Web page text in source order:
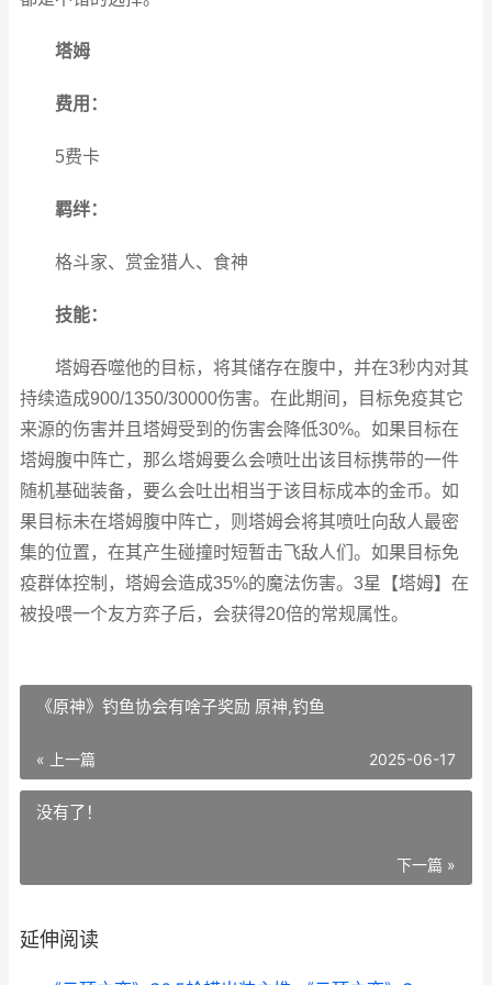
塔姆
费用：
5费卡
羁绊：
格斗家、赏金猎人、食神
技能：
塔姆吞噬他的目标，将其储存在腹中，并在3秒内对其
持续造成900/1350/30000伤害。在此期间，目标免疫其它
来源的伤害并且塔姆受到的伤害会降低30%。如果目标在
塔姆腹中阵亡，那么塔姆要么会喷吐出该目标携带的一件
随机基础装备，要么会吐出相当于该目标成本的金币。如
果目标未在塔姆腹中阵亡，则塔姆会将其喷吐向敌人最密
集的位置，在其产生碰撞时短暂击飞敌人们。如果目标免
疫群体控制，塔姆会造成35%的魔法伤害。3星【塔姆】在
被投喂一个友方弈子后，会获得20倍的常规属性。
《原神》钓鱼协会有啥子奖励 原神,钓鱼
« 上一篇 2025-06-17
没有了！
下一篇 »
延伸阅读